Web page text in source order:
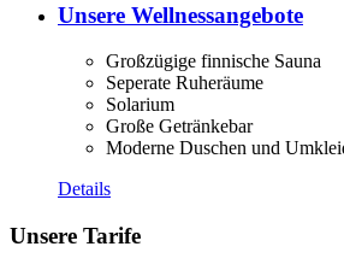
Unsere Wellnessangebote
Großzügige finnische Sauna
Seperate Ruheräume
Solarium
Große Getränkebar
Moderne Duschen und
Details
Unsere Tarife